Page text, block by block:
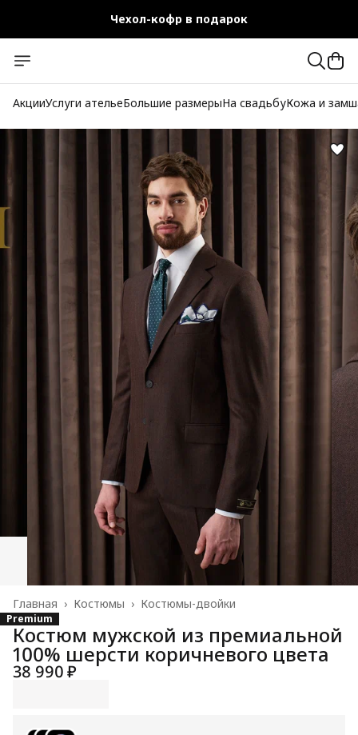
Чехол-кофр в подарок
Бесплатная доставка при заказе от 10 000 руб.
АкцииУслуги ательеБольшие размерыНа свадьбуКожа и
Костюмы-двойки
Костюмы ›
Главная ›
Premium
Костюм мужской из премиальной
100% шерсти коричневого цвета
38 990 ₽